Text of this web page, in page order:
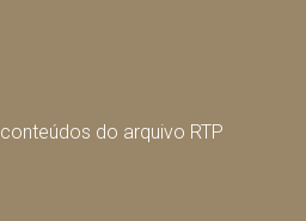
do arquivo RTP